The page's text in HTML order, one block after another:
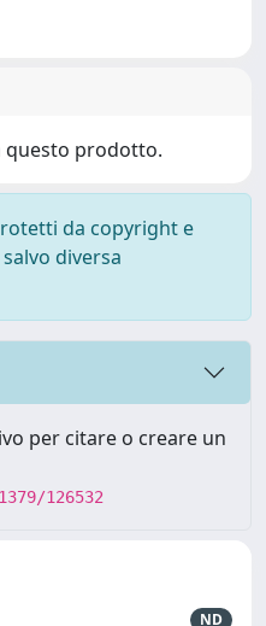
questo prodotto.
da copyright e
diversa
per citare o creare un
126532
ND